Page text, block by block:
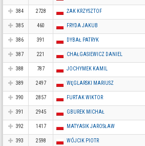
384 2728 ŻAK KRZYSZTOF
385 460 FRYDA JAKUB
386 391 DYBAŁ PATRYK
387 221 CHAŁGASIEWICZ DANIEL
388 787 JOCHYMEK KAMIL
389 2497 WĘGLARSKI MARIUSZ
390 2857 FURTAK WIKTOR
391 2945 GBUREK MICHAŁ
392 1417 MATYASIK JAROSŁAW
393 2598 WÓJCIK PIOTR